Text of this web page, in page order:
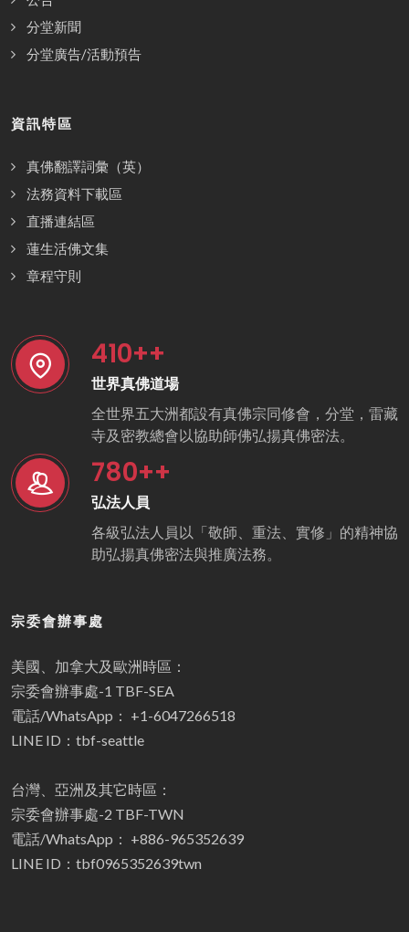
分堂新聞
分堂廣告/活動預告
資訊特區
真佛翻譯詞彙（英）
法務資料下載區
直播連結區
蓮生活佛文集
章程守則
410++
世界真佛道場
全世界五大洲都設有真佛宗同修會，分堂，雷藏
寺及密教總會以協助師佛弘揚真佛密法。
780++
弘法人員
各級弘法人員以「敬師、重法、實修」的精神協
助弘揚真佛密法與推廣法務。
宗委會辦事處
美國、加拿大及歐洲時區：
宗委會辦事處-1 TBF-SEA
電話/WhatsApp： +1-6047266518
LINE ID：tbf-seattle
台灣、亞洲及其它時區：
宗委會辦事處-2 TBF-TWN
電話/WhatsApp： +886-965352639
LINE ID：tbf0965352639twn